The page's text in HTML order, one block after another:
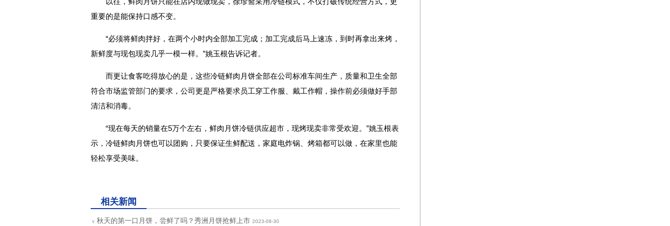
重要的是能保持口感不变。
“必须将鲜肉拌好，在两个小时内全部加工完成；加工完成后马上速冻，到时再拿出来烤，
新鲜度与现包现卖几乎一模一样。”姚玉根告诉记者。
而更让食客吃得放心的是，这些冷链鲜肉月饼全部在公司标准车间生产，质量和卫生全部
符合市场监管部门的要求，公司更是严格要求员工穿工作服、戴工作帽，操作前必须做好手部
清洁和消毒。
“现在每天的销量在5万个左右，鲜肉月饼冷链供应超市，现烤现卖非常受欢迎。”姚玉根表
示，冷链鲜肉月饼也可以团购，只要保证生鲜配送，家庭电炸锅、烤箱都可以做，在家里也能
轻松享受美味。
相关新闻
v 秋天的第一口月饼，尝鲜了吗？秀洲月饼抢鲜上市 2023-08-30